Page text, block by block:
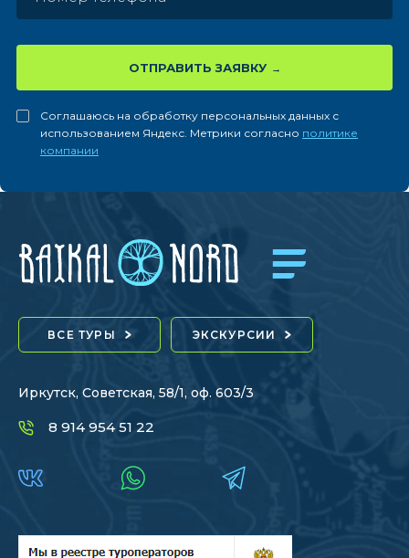
ОТПРАВИТЬ ЗАЯВКУ
Соглашаюсь на обработку персональных данных с
использованием Яндекс. Метрики согласно политике
компании
ВСЕ ТУРЫ ЭКСКУРСИИ
Иркутск, Советская, 58/1, оф. 603/3
8 914 954 51 22